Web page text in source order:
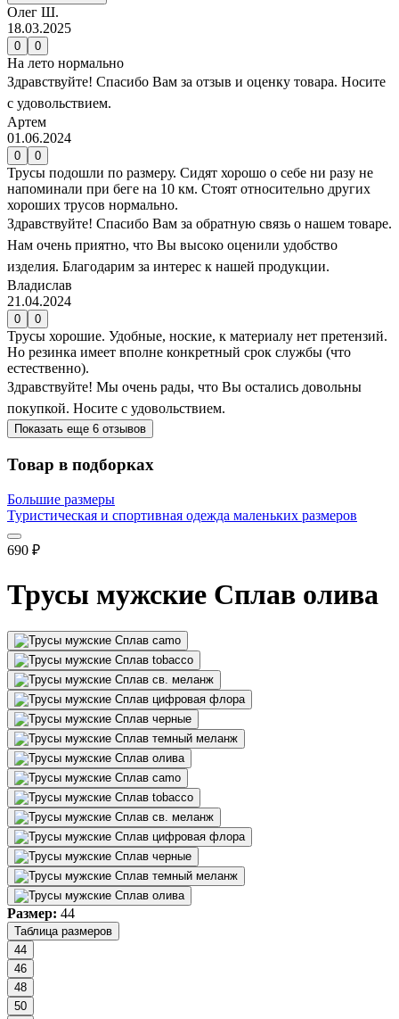
Олег Ш.
18.03.2025
0 0
На лето нормально
Здравствуйте! Спасибо Вам за отзыв и оценку товара. Носите
с удовольствием.
Артем
01.06.2024
0 0
Трусы подошли по размеру. Сидят хорошо о себе ни разу не
напоминали при беге на 10 км. Стоят относительно других
хороших трусов нормально.
Здравствуйте! Спасибо Вам за обратную связь о нашем товаре.
Нам очень приятно, что Вы высоко оценили удобство
изделия. Благодарим за интерес к нашей продукции.
Владислав
21.04.2024
0 0
Трусы хорошие. Удобные, ноские, к материалу нет претензий.
Но резинка имеет вполне конкретный срок службы (что
естественно).
Здравствуйте! Мы очень рады, что Вы остались довольны
покупкой. Носите с удовольствием.
Показать еще 6 отзывов
Товар в подборках
Большие размеры
Туристическая и спортивная одежда маленьких размеров
690 ₽
Трусы мужские Сплав олива
Размер: 44
Таблица размеров
44
46
48
50